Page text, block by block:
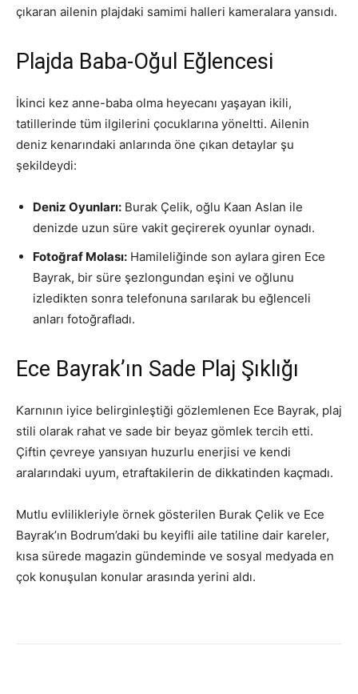
çıkaran ailenin plajdaki samimi halleri kameralara yansıdı.
Plajda Baba-Oğul Eğlencesi
İkinci kez anne-baba olma heyecanı yaşayan ikili,
tatillerinde tüm ilgilerini çocuklarına yöneltti. Ailenin
deniz kenarındaki anlarında öne çıkan detaylar şu
şekildeydi:
Deniz Oyunları: Burak Çelik, oğlu Kaan Aslan ile
denizde uzun süre vakit geçirerek oyunlar oynadı.
Fotoğraf Molası: Hamileliğinde son aylara giren Ece
Bayrak, bir süre şezlongundan eşini ve oğlunu
izledikten sonra telefonuna sarılarak bu eğlenceli
anları fotoğrafladı.
Ece Bayrak’ın Sade Plaj Şıklığı
Karnının iyice belirginleştiği gözlemlenen Ece Bayrak, plaj
stili olarak rahat ve sade bir beyaz gömlek tercih etti.
Çiftin çevreye yansıyan huzurlu enerjisi ve kendi
aralarındaki uyum, etraftakilerin de dikkatinden kaçmadı.
Mutlu evlilikleriyle örnek gösterilen Burak Çelik ve Ece
Bayrak’ın Bodrum’daki bu keyifli aile tatiline dair kareler,
kısa sürede magazin gündeminde ve sosyal medyada en
çok konuşulan konular arasında yerini aldı.